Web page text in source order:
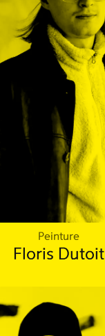
Peinture
Floris Dutoit